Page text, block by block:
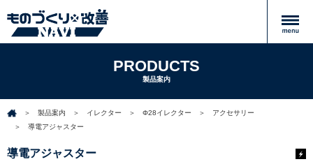
PRODUCTS
製品案内
製品案内 イレクター Φ28イレクター
アクセサリー
導電アジャスター
導電アジャスター